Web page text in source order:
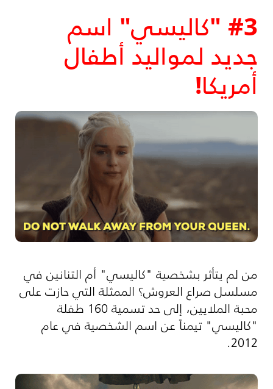
#3 "كاليسي" اسم
جديد لمواليد أطفال
أمريكا!
من لم يتأثر بشخصية "كاليسي" أم التنانين في
مسلسل صراع العروش؟ الممثلة التي حازت على
محبة الملايين، إلى حد تسمية 160 طفلة
"كاليسي" تيمناً عن اسم الشخصية في عام
2012.